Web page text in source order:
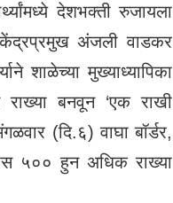
देशभक्ती रुजायला
केंद्रप्रमुख अंजली वाडकर
शाळेच्या मुख्याध्यापिका
राख्या बनवून ‘एक राखी
(दि.६) वाघा बॉर्डर,
५०० हुन अधिक राख्या